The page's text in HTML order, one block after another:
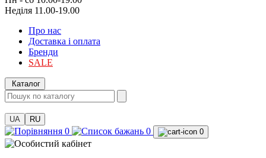
Неділя 11.00-19.00
Про нас
Доставка і оплата
Бренди
SALE
Каталог
UA RU
0 0 0